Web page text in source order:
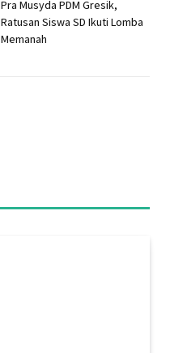
Pra Musyda PDM Gresik,
Ratusan Siswa SD Ikuti Lomba
Memanah